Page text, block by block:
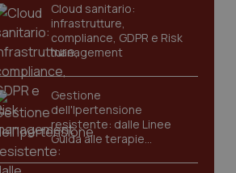
Cloud sanitario:
infrastrutture,
compliance, GDPR e Risk
management
Gestione
dell'Ipertensione
resistente: dalle Linee
Guida alle terapie
innovative